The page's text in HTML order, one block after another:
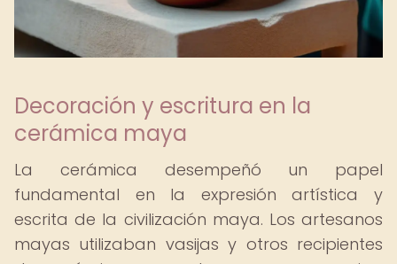
Decoración y escritura en la
cerámica maya
La cerámica desempeñó un papel
fundamental en la expresión artística y
escrita de la civilización maya. Los artesanos
mayas utilizaban vasijas y otros recipientes